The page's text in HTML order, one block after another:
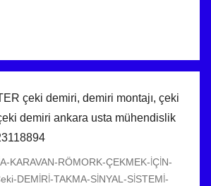
KARAVAN-RÖMORK-ÇEKMEK-İÇİN-
DEMİRİ-TAKMA-SİNYAL-SİSTEMİ-